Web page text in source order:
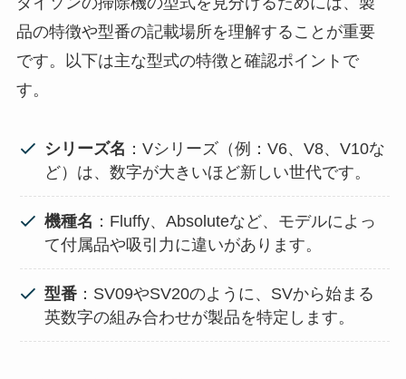
品の特徴や型番の記載場所を理解することが重要
です。以下は主な型式の特徴と確認ポイントで
す。
シリーズ名 ：Vシリーズ（例：V6、V8、V10な
ど）は、数字が大きいほど新しい世代です。
機種名 ：Fluffy、Absoluteなど、モデルによっ
て付属品や吸引力に違いがあります。
型番 ：SV09やSV20のように、SVから始まる
英数字の組み合わせが製品を特定します。